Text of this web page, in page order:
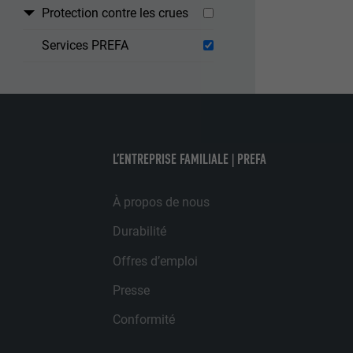
Protection contre les crues
Services PREFA
L’ENTREPRISE FAMILIALE | PREFA
À propos de nous
Durabilité
Offres d’emploi
Presse
Conformité
annonceurs
visiteurs à
plateformes